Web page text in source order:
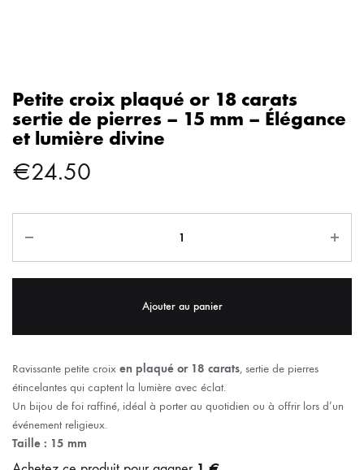
Petite croix plaqué or 18 carats
sertie de pierres – 15 mm – Élégance
et lumière divine
€24.50
Ajouter au panier
Ravissante petite croix en plaqué or 18 carats, sertie de pierres
étincelantes qui captent la lumière avec éclat.
Un bijou de foi raffiné, idéal à porter au quotidien ou à offrir lors d’un
événement religieux.
Taille : 15 mm